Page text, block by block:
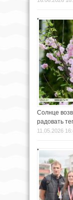
Солнце
радовать
11.05.2026